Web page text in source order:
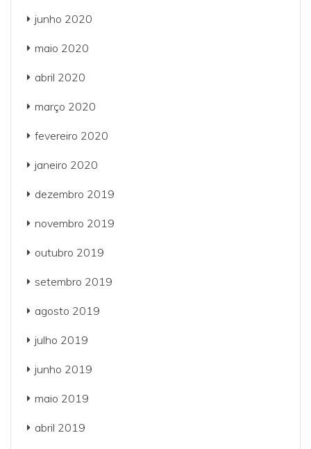
junho 2020
maio 2020
abril 2020
março 2020
fevereiro 2020
janeiro 2020
dezembro 2019
novembro 2019
outubro 2019
setembro 2019
agosto 2019
julho 2019
junho 2019
maio 2019
abril 2019